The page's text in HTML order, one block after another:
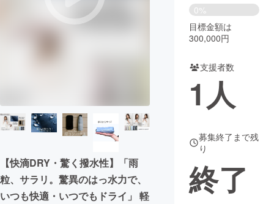
まちづくり・地域活性化
CAMPFIRE Creation
CAMPFIREふるさと納税
コミュニティ
【快滴DRY・驚く撥水性】「雨
粒、サラリ。驚異のはっ水力で、
いつも快適・いつでもドライ」 軽
0%
目標金額は
300,000円
支援者数
1人
募集終了まで残
り
終了